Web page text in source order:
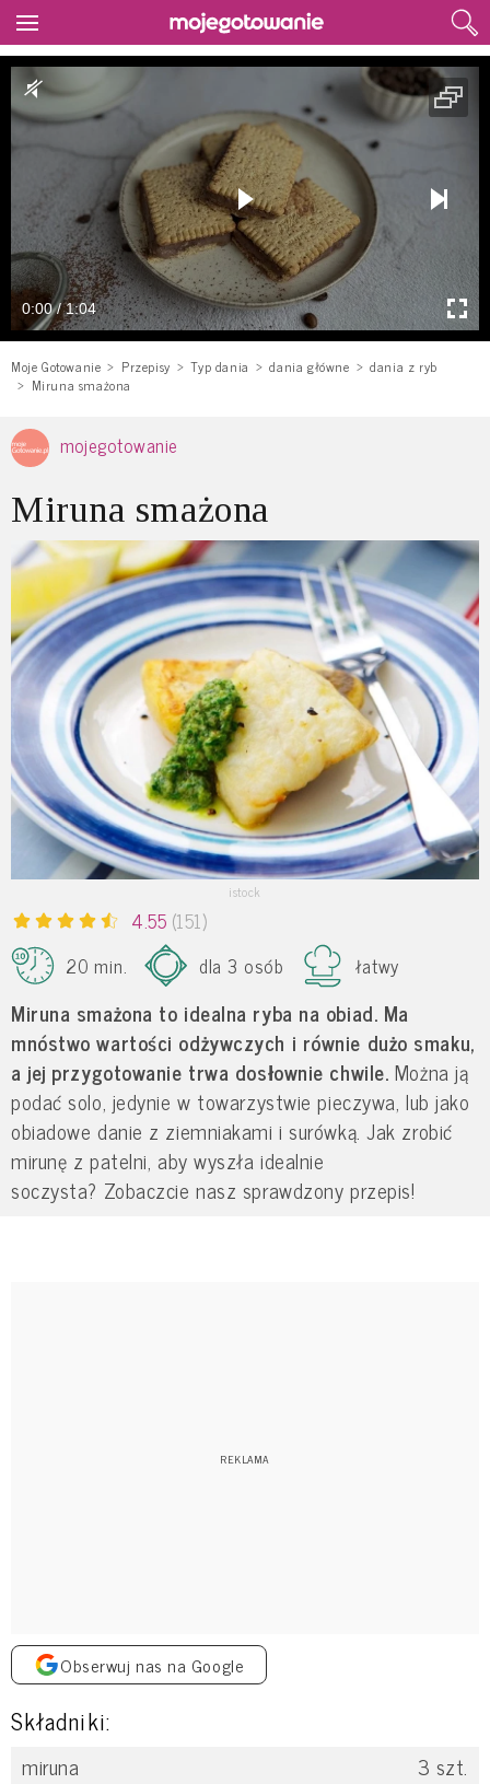
0:00 / 1:04
Moje Gotowanie Przepisy Typ dania dania główne
dania z ryb
Miruna smażona
mojegotowanie
Miruna smażona
istock
4.55 (151)
20 min.
dla 3 osób łatwy
Miruna smażona to idealna ryba na obiad. Ma
mnóstwo wartości odżywczych i równie dużo smaku,
a jej przygotowanie trwa dosłownie chwile. Można ją
podać solo, jedynie w towarzystwie pieczywa, lub jako
obiadowe danie z ziemniakami i surówką. Jak zrobić
mirunę z patelni, aby wyszła idealnie
soczysta? Zobaczcie nasz sprawdzony przepis!
Obserwuj nas na Google
Składniki:
miruna 3 szt.